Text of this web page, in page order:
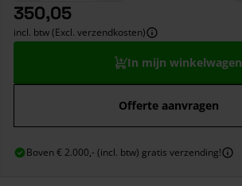
350,05
incl. btw (Excl. verzendkosten)
In mijn winkelwagen
Offerte aanvragen
Boven € 2.000,- (incl. btw) gratis verzending!